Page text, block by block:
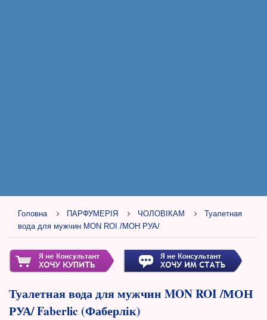
Головна ПАРФУМЕРІЯ ЧОЛОВІКАМ
Туалетная
вода для мужчин MON ROI /МОН РУА/
Туалетная вода для мужчин MON ROI /МОН
РУА/ Faberlic (Фаберлік)